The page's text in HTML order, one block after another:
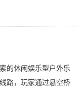
的休闲娱乐型户外乐
路，玩家通过悬空桥